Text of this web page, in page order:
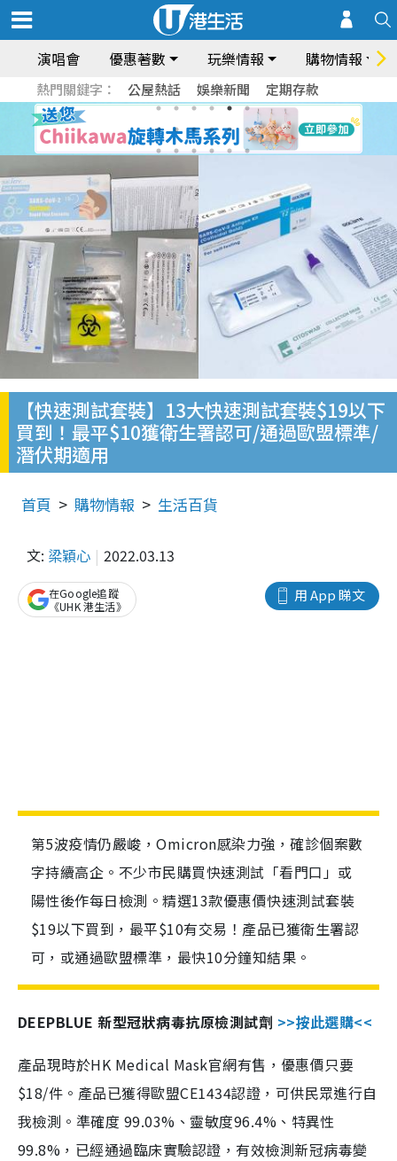
演唱會 優惠著數 玩樂情報 購物情報
熱門關鍵字： 公屋熱話 娛樂新聞 定期存款
【快速測試套裝】13大快速測試套裝$19以下
買到！最平$10獲衛生署認可/通過歐盟標準/
潛伏期適用
首頁 購物情報 生活百貨
文: 梁穎心 2022.03.13
用 App 睇文
在Google追蹤
《UHK 港生活》
第5波疫情仍嚴峻，Omicron感染力強，確診個案數
字持續高企。不少市民購買快速測試「看門口」或
陽性後作每日檢測。精選13款優惠價快速測試套裝
$19以下買到，最平$10有交易！產品已獲衛生署認
可，或通過歐盟標準，最快10分鐘知結果。
DEEPBLUE 新型冠狀病毒抗原檢測試劑 >>按此選購<<
產品現時於HK Medical Mask官網有售，優惠價只要
$18/件。產品已獲得歐盟CE1434認證，可供民眾進行自
我檢測。準確度 99.03%、靈敏度96.4%、特異性
99.8%，已經通過臨床實驗認證，有效檢測新冠病毒變